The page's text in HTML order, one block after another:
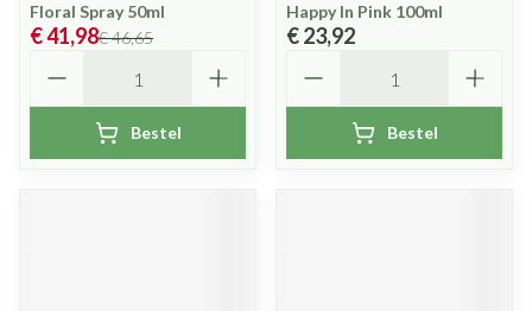
Floral Spray 50ml
€ 46,65
€ 41,98
Bestel
Happy In Pink 100ml
€ 23,92
Bestel